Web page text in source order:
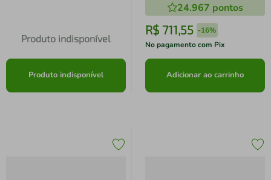
Produto indisponível
Produto indisponível
24.967 pontos
R$ 711,55 -16%
No pagamento com Pix
Adicionar ao carrinho